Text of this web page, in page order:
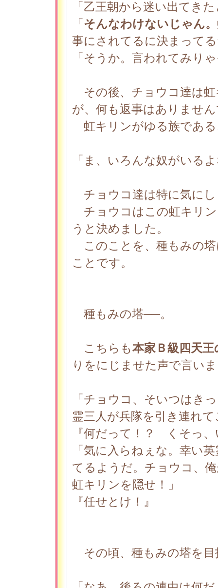
「乙王朝から迷い出てき
「 そんなわけないじゃん。
事にされてるに決まって
「そうか。言われてみり
その後、チョウコ達は
が、何も返事はありませ
虹キリンがゆる族であ
「ま、いろんな奴がいる
チョウコ達は特に気に
チョウコはこの虹キリ
うと決めました。
このことを、種もみの
ことです。
種もみの塔──。
こちらも本家Ｂ級四天
りをにじませた声で言い
「チョウコ、そいつはき
霊三人が兵隊を引き連れ
『何だって！？ くそっ
「気に入らねぇな。幸い
てるようだ。チョウコ、
虹キリンを隠せ！」
『任せとけ！』
その頃、種もみの塔を目